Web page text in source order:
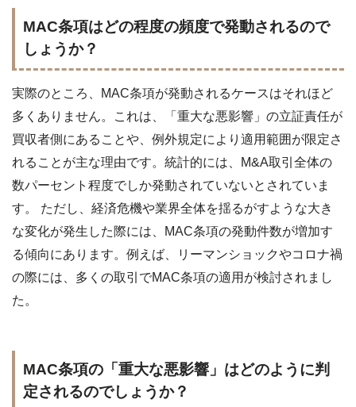
MAC条項はどの程度の頻度で発動されるので
しょうか？
実際のところ、MAC条項が発動されるケースはそれほど
多くありません。これは、「重大な悪影響」の立証責任が
買収者側にあることや、例外規定により適用範囲が限定さ
れることが主な理由です。統計的には、M&A取引全体の
数パーセント程度でしか発動されていないとされていま
す。 ただし、経済危機や業界全体を揺るがすような大き
な変化が発生した際には、MAC条項の発動件数が増加す
る傾向にあります。例えば、リーマンショックやコロナ禍
の際には、多くの取引でMAC条項の適用が検討されまし
た。
MAC条項の「重大な悪影響」はどのように判
定されるのでしょうか？